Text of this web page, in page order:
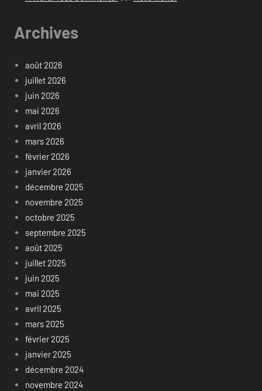
Archives
août 2026
juillet 2026
juin 2026
mai 2026
avril 2026
mars 2026
février 2026
janvier 2026
décembre 2025
novembre 2025
octobre 2025
septembre 2025
août 2025
juillet 2025
juin 2025
mai 2025
avril 2025
mars 2025
février 2025
janvier 2025
décembre 2024
novembre 2024